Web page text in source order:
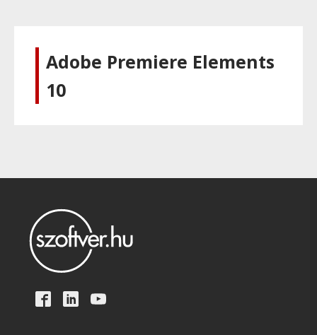
Adobe Premiere Elements
10